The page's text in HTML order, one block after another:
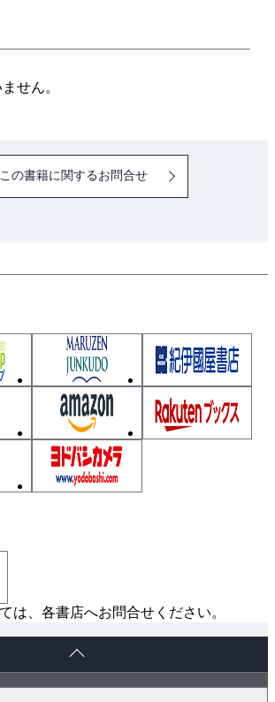
せん。
この書籍に関するお問合せ
は、各書店へお問合せください。